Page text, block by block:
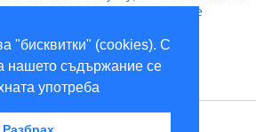
"бисквитки" (cookies). С
нашето съдържание се
употреба
един път,Астана,образование
RSS